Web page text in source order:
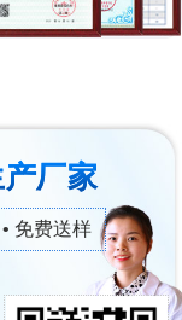
厂家
免费送样